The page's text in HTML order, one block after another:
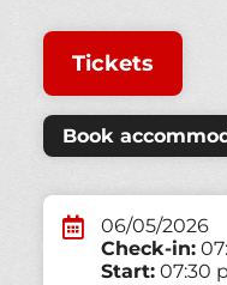
Tickets
Book
06/05/2026
Check-in:
Start: 07:30